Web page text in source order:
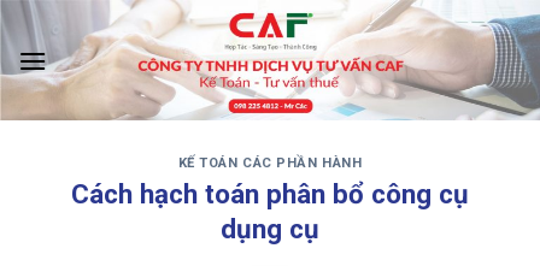
Skip
to
content
‹ ›
KẾ TOÁN CÁC PHẦN HÀNH
Cách hạch toán phân bổ công cụ
dụng cụ